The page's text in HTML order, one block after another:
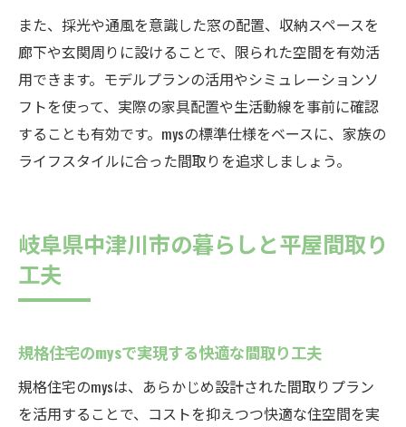
また、採光や通風を意識した窓の配置、収納スペースを
廊下や玄関周りに設けることで、限られた空間を有効活
用できます。モデルプランの活用やシミュレーションソ
フトを使って、実際の家具配置や生活動線を事前に確認
することも有効です。mysの標準仕様をベースに、家族の
ライフスタイルに合った間取りを追求しましょう。
岐阜県中津川市の暮らしと平屋間取り
工夫
規格住宅のmysで実現する快適な間取り工夫
規格住宅のmysは、あらかじめ設計された間取りプラン
を活用することで、コストを抑えつつ快適な住空間を実